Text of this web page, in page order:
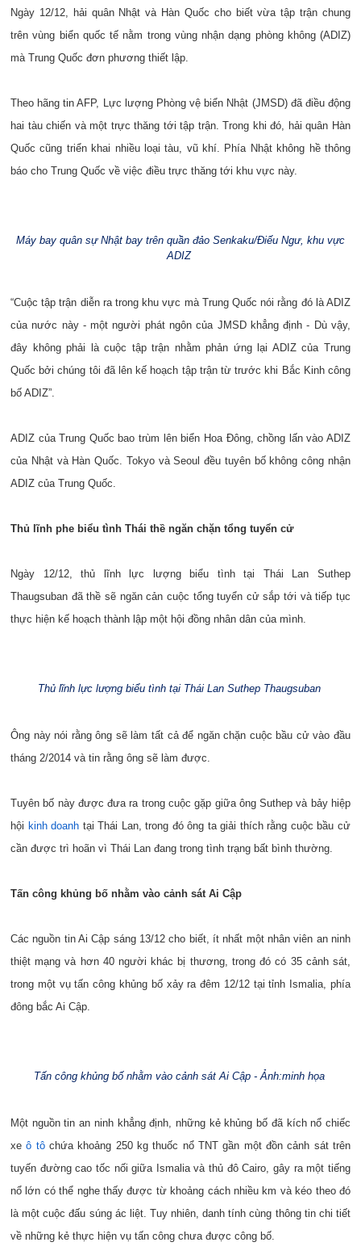
Ngày 12/12, hải quân Nhật và Hàn Quốc cho biết vừa tập trận chung
trên vùng biển quốc tế nằm trong vùng nhận dạng phòng không (ADIZ)
mà Trung Quốc đơn phương thiết lập.
Theo hãng tin AFP, Lực lượng Phòng vệ biển Nhật (JMSD) đã điều động
hai tàu chiến và một trực thăng tới tập trận. Trong khi đó, hải quân Hàn
Quốc cũng triển khai nhiều loại tàu, vũ khí. Phía Nhật không hề thông
báo cho Trung Quốc về việc điều trực thăng tới khu vực này.
Máy bay quân sự Nhật bay trên quần đảo Senkaku/Điếu Ngư, khu vực
ADIZ
“Cuộc tập trận diễn ra trong khu vực mà Trung Quốc nói rằng đó là ADIZ
của nước này - một người phát ngôn của JMSD khẳng định - Dù vậy,
đây không phải là cuộc tập trận nhằm phản ứng lại ADIZ của Trung
Quốc bởi chúng tôi đã lên kế hoạch tập trận từ trước khi Bắc Kinh công
bố ADIZ”.
ADIZ của Trung Quốc bao trùm lên biển Hoa Đông, chồng lấn vào ADIZ
của Nhật và Hàn Quốc. Tokyo và Seoul đều tuyên bố không công nhận
ADIZ của Trung Quốc.
Thủ lĩnh phe biểu tình Thái thề ngăn chặn tổng tuyển cử
Ngày 12/12, thủ lĩnh lực lượng biểu tình tại Thái Lan Suthep
Thaugsuban đã thề sẽ ngăn cản cuộc tổng tuyển cử sắp tới và tiếp tục
thực hiện kế hoạch thành lập một hội đồng nhân dân của mình.
Thủ lĩnh lực lượng biểu tình tại Thái Lan Suthep Thaugsuban
Ông này nói rằng ông sẽ làm tất cả để ngăn chặn cuộc bầu cử vào đầu
tháng 2/2014 và tin rằng ông sẽ làm được.
Tuyên bố này được đưa ra trong cuộc gặp giữa ông Suthep và bảy hiệp
hội kinh doanh tại Thái Lan, trong đó ông ta giải thích rằng cuộc bầu cử
cần được trì hoãn vì Thái Lan đang trong tình trạng bất bình thường.
Tấn công khủng bố nhằm vào cảnh sát Ai Cập
Các nguồn tin Ai Cập sáng 13/12 cho biết, ít nhất một nhân viên an ninh
thiệt mạng và hơn 40 người khác bị thương, trong đó có 35 cảnh sát,
trong một vụ tấn công khủng bố xảy ra đêm 12/12 tại tỉnh Ismalia, phía
đông bắc Ai Cập.
Tấn công khủng bố nhằm vào cảnh sát Ai Cập - Ảnh:minh họa
Một nguồn tin an ninh khẳng định, những kẻ khủng bố đã kích nổ chiếc
xeô tôchứa khoảng 250 kg thuốc nổ TNT gần một đồn cảnh sát trên
tuyến đường cao tốc nối giữa Ismalia và thủ đô Cairo, gây ra một tiếng
nổ lớn có thể nghe thấy được từ khoảng cách nhiều km và kéo theo đó
là một cuộc đấu súng ác liệt. Tuy nhiên, danh tính cùng thông tin chi tiết
về những kẻ thực hiện vụ tấn công chưa được công bố.